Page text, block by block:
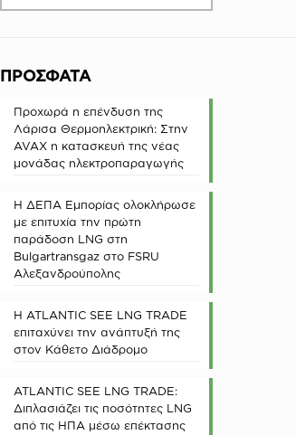
ΠΡΟΣΦΑΤΑ
Προχωρά η επένδυση της
Λάρισα Θερμοηλεκτρική: Στην
AVAX η κατασκευή της νέας
μονάδας ηλεκτροπαραγωγής
Η ΔΕΠΑ Εμπορίας ολοκλήρωσε
με επιτυχία την πρώτη
παράδοση LNG στη
Bulgartransgaz στο FSRU
Αλεξανδρούπολης
Η ATLANTIC SEE LNG TRADE
επιταχύνει την ανάπτυξή της
στον Κάθετο Διάδρομο
ATLANTIC SEE LNG TRADE:
Διπλασιάζει τις ποσότητες LNG
από τις ΗΠΑ μέσω επέκτασης